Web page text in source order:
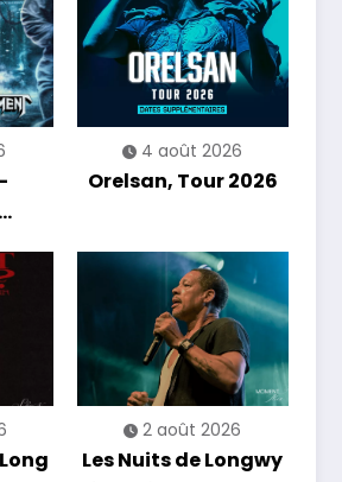
4 août 2026
Orelsan, Tour 2026
2 août 2026
Les Nuits de Longwy